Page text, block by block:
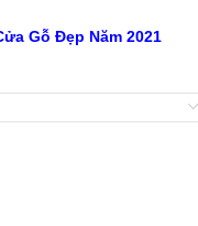
Gỗ Đẹp Năm 2021